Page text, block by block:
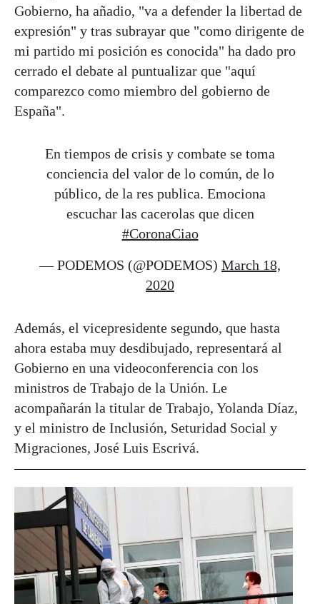
Gobierno, ha añadio, "va a defender la libertad de
expresión" y tras subrayar que "como dirigente de
mi partido mi posición es conocida" ha dado pro
cerrado el debate al puntualizar que "aquí
comparezco como miembro del gobierno de
España".
En tiempos de crisis y combate se toma
conciencia del valor de lo común, de lo
público, de la res publica. Emociona
escuchar las cacerolas que dicen
#CoronaCiao
— PODEMOS (@PODEMOS) March 18,
2020
Además, el vicepresidente segundo, que hasta
ahora estaba muy desdibujado, representará al
Gobierno en una videoconferencia con los
ministros de Trabajo de la Unión. Le
acompañarán la titular de Trabajo, Yolanda Díaz,
y el ministro de Inclusión, Seturidad Social y
Migraciones, José Luis Escrivá.